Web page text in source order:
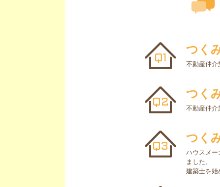
Q1
つく
不動産仲介
Q2
つく
不動産仲介
Q3
つく
ハウスメー
ました。
建築士を始